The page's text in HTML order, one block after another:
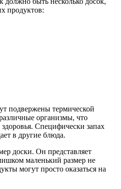
продуктов:
подвержены термической
организмы, что
здоровья. Специфически запах
в другие блюда.
доски. Он представляет
маленький размер не
могут просто оказаться на